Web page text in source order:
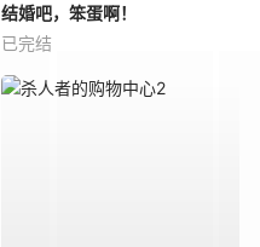
结婚吧，笨蛋啊！
已完结